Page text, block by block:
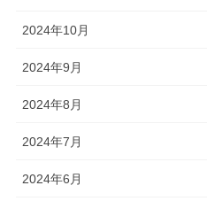
2024年10月
2024年9月
2024年8月
2024年7月
2024年6月